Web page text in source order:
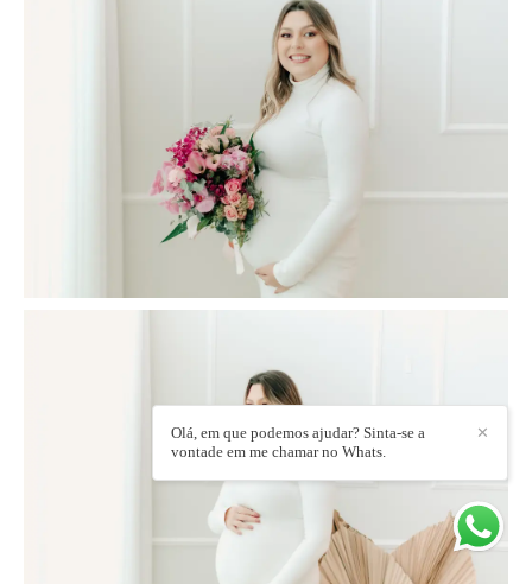
✕
Olá, em que podemos ajudar? Sinta-se a
vontade em me chamar no Whats.